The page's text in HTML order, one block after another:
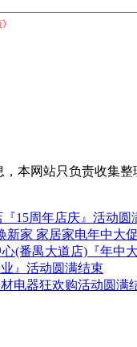
本网站只负责收集
15周年店庆』活动圆
新家 家居家电年中大
心(番禺大道店)『年
』活动圆满结束
电器狂欢购活动圆满